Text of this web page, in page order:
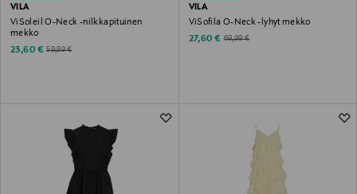
VILA
ViSoleil O-Neck -nilkkapituinen
mekko
Discounted Price
23,60 € Original Price
59,99 €
VILA
ViSofila O-Neck -lyhyt mekko
Discounted Price
27,60 € Original Price
69,99 €